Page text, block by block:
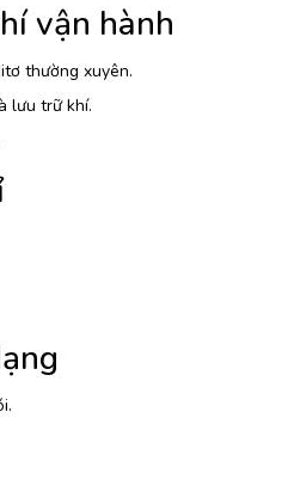
vận hành
thường xuyên.
lưu trữ khí.